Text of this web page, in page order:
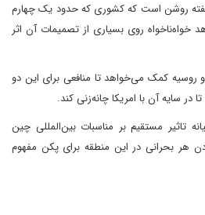
روشن است که کشوری که حدود یک چهارم
روی بسیاری از تصمیمات آن اثر
روسیه کمک می‌خواهد تا منافعی برای این دو
در سایه آن با امریکا چانه‌زنی‌ کند.
تاثیر مستقیم بر مناسبات بین‌المللی چین
هر بحرانی در این منطقه برای پکن مفهوم